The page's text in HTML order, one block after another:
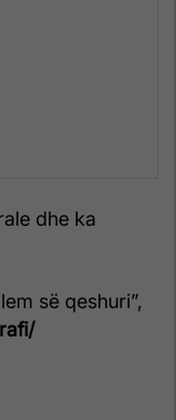
dhe ka
së qeshuri”,